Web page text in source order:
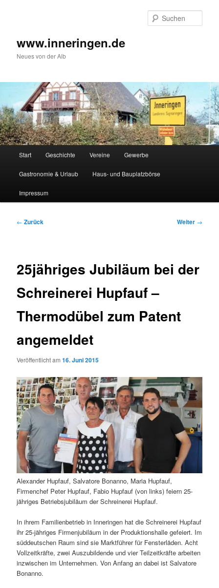
www.inneringen.de
Neues von der Alb
Start Geschichte Vereine Gewerbe
Gastronomie & Urlaub Haus- und Bauplatzbörse
Impressum
Beitragsnavigation
← Zurück Weiter →
25jähriges Jubiläum bei der
Schreinerei Hupfauf –
Thermodübel zum Patent
angemeldet
Veröffentlicht am16. Juni 2015
Alexander Hupfauf, Salvatore Bonanno, Maria Hupfauf,
Firmenchef Peter Hupfauf, Fabio Hupfauf (von links) feiern 25-
jähriges Betriebsjubiläum der Schreinerei Hupfauf.
In ihrem Familienbetrieb in Inneringen hat die Schreinerei Hupfauf
ihr 25-jähriges Firmenjubiläum in der Produktionshalle gefeiert. Im
süddeutschen Raum sind sie Marktführer für Fensterläden. Acht
Vollzeitkräfte, zwei Auszubildende und vier Teilzeitkräfte arbeiten
inzwischen im Unternehmen. Von Anfang an dabei ist Salvatore
Bonanno.